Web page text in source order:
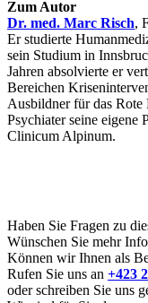
Zum Autor
Dr. med. Marc Risch,
Er studierte
sein Studium in
Jahren absolvierte er
Bereichen
Ausbildner für das
Psychiater seine eigene
Clinicum Alpinum.
Haben Sie Fragen zu
Wünschen Sie mehr
Können wir Ihnen als
Rufen Sie uns an +423
oder schreiben Sie uns